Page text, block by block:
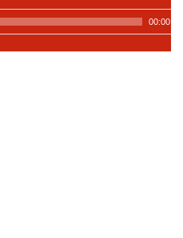
00:00